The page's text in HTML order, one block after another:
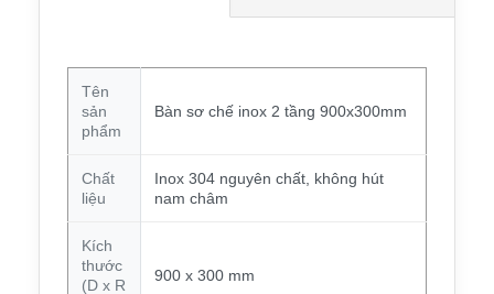
Tên
sản
phẩm
Bàn sơ chế inox 2 tầng 900x300mm
Chất
liệu
Inox 304 nguyên chất, không hút
nam châm
Kích
thước
(D x R
900 x 300 mm